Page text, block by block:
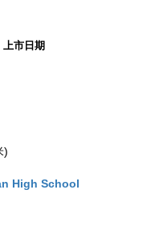
上市日期
)
High School